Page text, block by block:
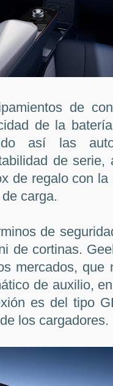
de
de la
así las
de serie,
de regalo con
carga.
de
de cortinas.
mercados, que
de auxilio,
es del tipo
los cargadores.